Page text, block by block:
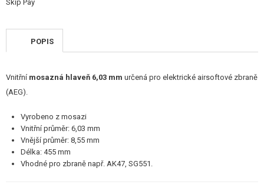
REKLAMNÍ PŘEDMĚTY
POŠKOZENÉ, POUŽITÉ ZBOŽÍ
SLEVY, AKCE
KONTAKT
POPIS
Vnitřní mosazná hlaveň 6,03 mm určená pro elektrické airsoftové zbraně
(AEG).
Vyrobeno z mosazi
Vnitřní průměr: 6,03 mm
Vnější průměr: 8,55 mm
Délka: 455 mm
Vhodné pro zbraně např. AK47, SG551.